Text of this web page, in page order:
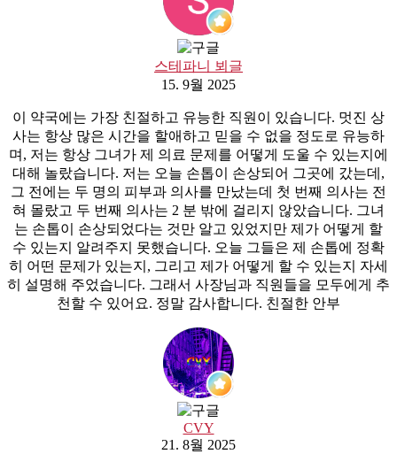
스테파니 뵈글
15. 9월 2025
이 약국에는 가장 친절하고 유능한 직원이 있습니다. 멋진 상
사는 항상 많은 시간을 할애하고 믿을 수 없을 정도로 유능하
며, 저는 항상 그녀가 제 의료 문제를 어떻게 도울 수 있는지에
대해 놀랐습니다. 저는 오늘 손톱이 손상되어 그곳에 갔는데,
그 전에는 두 명의 피부과 의사를 만났는데 첫 번째 의사는 전
혀 몰랐고 두 번째 의사는 2 분 밖에 걸리지 않았습니다. 그녀
는 손톱이 손상되었다는 것만 알고 있었지만 제가 어떻게 할
수 있는지 알려주지 못했습니다. 오늘 그들은 제 손톱에 정확
히 어떤 문제가 있는지, 그리고 제가 어떻게 할 수 있는지 자세
히 설명해 주었습니다. 그래서 사장님과 직원들을 모두에게 추
천할 수 있어요. 정말 감사합니다. 친절한 안부
CVY
21. 8월 2025